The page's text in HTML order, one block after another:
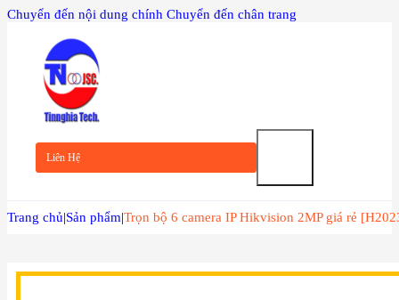
Chuyển đến nội dung chính Chuyển đến chân trang
Liên Hệ
TRANG
CHỦ
GIỚI
THIỆU
Trang chủ|Sản phẩm|Trọn bộ 6 camera IP Hikvision 2MP giá rẻ